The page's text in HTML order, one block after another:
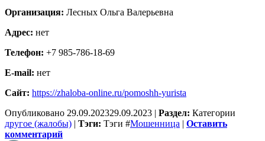
Организация: Лесных Ольга Валерьевна
Адрес: нет
Телефон: +7 985-786-18-69
E-mail: нет
Сайт: https://zhaloba-online.ru/pomoshh-yurista
Опубликовано 29.09.202329.09.2023 | Раздел: Категории
другое (жалобы) | Тэги: Тэги #Мошенница | Оставить
комментарий